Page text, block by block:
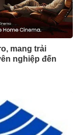
mang trải
nghiệp đến